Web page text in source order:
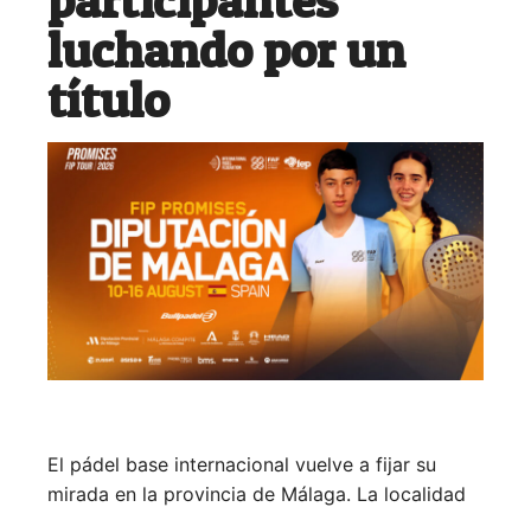
luchando por un
título
El pádel base internacional vuelve a fijar su
mirada en la provincia de Málaga. La localidad